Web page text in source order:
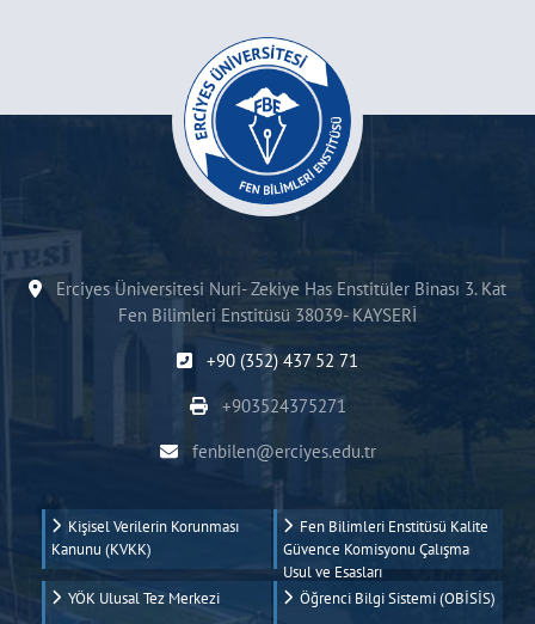
Erciyes Üniversitesi Nuri- Zekiye Has Enstitüler Binası 3. Kat
Fen Bilimleri Enstitüsü 38039- KAYSERİ
+90 (352) 437 52 71
+903524375271
fenbilen@erciyes.edu.tr
Kişisel Verilerin Korunması
Kanunu (KVKK)
Fen Bilimleri Enstitüsü Kalite
Güvence Komisyonu Çalışma
Usul ve Esasları
YÖK Ulusal Tez Merkezi
Öğrenci Bilgi Sistemi (OBİSİS)